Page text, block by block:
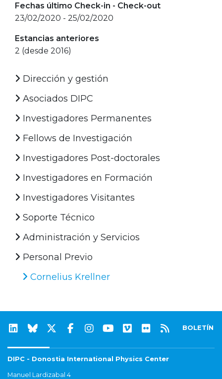
Fechas último Check-in - Check-out
23/02/2020 - 25/02/2020
Estancias anteriores
2 (desde 2016)
Dirección y gestión
Asociados DIPC
Investigadores Permanentes
Fellows de Investigación
Investigadores Post-doctorales
Investigadores en Formación
Investigadores Visitantes
Soporte Técnico
Administración y Servicios
Personal Previo
Cornelius Krellner
BOLETÍN
DIPC - Donostia International Physics Center
Manuel Lardizabal 4